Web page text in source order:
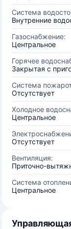
Система
Внутренние
Газоснабжение:
Центральное
Горячее
Закрытая с
Система
Отсутствует
Холодное
Центральное
Отсутствует
Вентиляция:
Приточно-
Система
Центральное